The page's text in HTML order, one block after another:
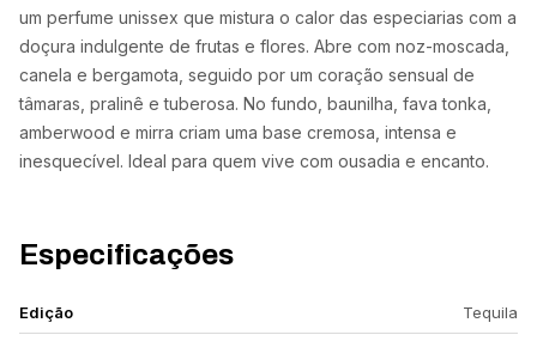
um perfume unissex que mistura o calor das especiarias com a
doçura indulgente de frutas e flores. Abre com noz-moscada,
canela e bergamota, seguido por um coração sensual de
tâmaras, pralinê e tuberosa. No fundo, baunilha, fava tonka,
amberwood e mirra criam uma base cremosa, intensa e
inesquecível. Ideal para quem vive com ousadia e encanto.
Especificações
Edição Tequila